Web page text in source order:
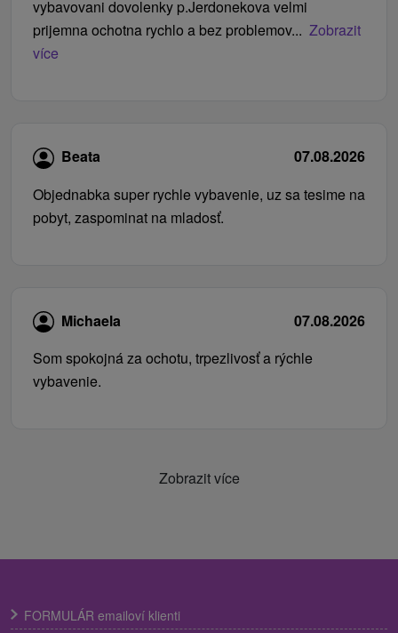
vybavovani dovolenky p.Jerdonekova velmi
prijemna ochotna rychlo a bez problemov... Zobrazit
více
Beata
07.08.2026
Objednabka super rychle vybavenie, uz sa tesime na
pobyt, zaspominat na mladosť.
Michaela
07.08.2026
Som spokojná za ochotu, trpezlivosť a rýchle
vybavenie.
Zobrazit více
FORMULÁR emailoví klienti